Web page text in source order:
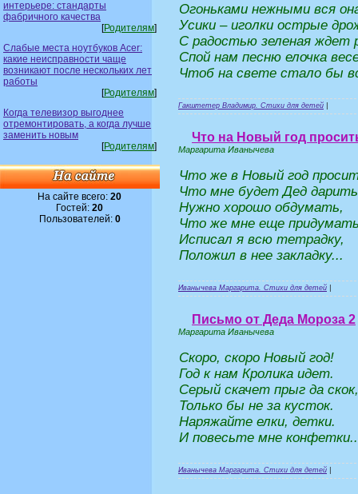
интерьере: стандарты
фабричного качества
[Родителям]
Слабые места ноутбуков Acer:
какие неисправности чаще
возникают после нескольких лет
работы
[Родителям]
Когда телевизор выгоднее
отремонтировать, а когда лучше
заменить новым
[Родителям]
На сайте всего:20
Гостей:20
Пользователей: 0
Огоньками нежными вся
Усики – иголки острые
С радостью зеленая ждет
Спой нам песню елочка
Чтоб на свете стало бы
Гакштетер Владимир. Стихи для детей
Что на Новый год
Маргарита Иванычева
Что же в Новый год
Что мне будет Дед
Нужно хорошо обдумать,
Что же мне еще
Исписал я всю тетрадку,
Положил в нее закладку...
Иванычева Маргарита. Стихи для детей
Письмо от Деда Мороза 2
Маргарита Иванычева
Скоро, скоро Новый год!
Год к нам Кролика идет.
Серый скачет прыг да скок,
Только бы не за кусток.
Наряжайте елки, детки.
И повесьте мне
Иванычева Маргарита. Стихи для детей